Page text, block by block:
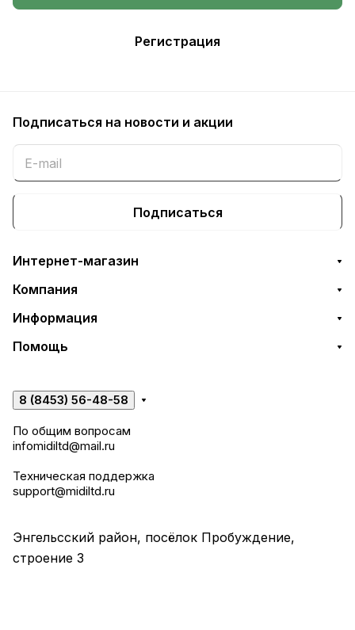
Регистрация
Подписаться на новости и акции
Подписаться
Интернет-магазин
Компания
Информация
Помощь
8 (8453) 56-48-58
По общим вопросам
infomidiltd@mail.ru
Техническая поддержка
support@midiltd.ru
Энгельсский район, посёлок Пробуждение,
строение 3